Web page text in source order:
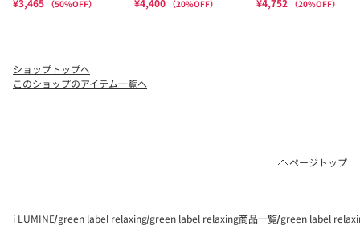
ショップトップへ
このショップのアイテム一覧へ
ページトップ
i LUMINE green label relaxing green label relaxing商品一覧 green label